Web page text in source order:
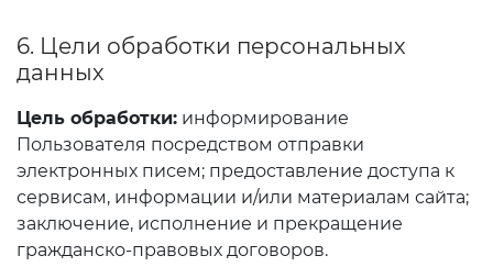
6. Цели обработки персональных
данных
Цель обработки: информирование
Пользователя посредством отправки
электронных писем; предоставление доступа к
сервисам, информации и/или материалам сайта;
заключение, исполнение и прекращение
гражданско-правовых договоров.